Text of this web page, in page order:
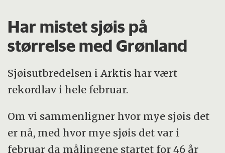
Har mistet sjøis på
størrelse med Grønland
Sjøisutbredelsen i Arktis har vært
rekordlav i hele februar.
Om vi sammenligner hvor mye sjøis det
er nå, med hvor mye sjøis det var i
februar da målingene startet for 46 år